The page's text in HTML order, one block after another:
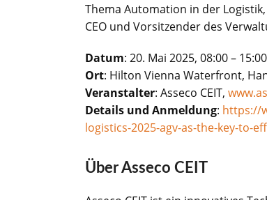
Thema Automation in der
CEO und Vorsitzender des
Datum: 20. Mai 2025, 08:00 – 15:00
Ort: Hilton Vienna Waterfront,
Veranstalter: Asseco CEIT,
Details und Anmeldung: https://
logistics-2025-agv-as-the-key-to-
Über Asseco CEIT